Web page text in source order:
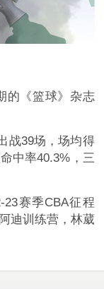
的《篮球》杂志
战39场，场均得
中率40.3%，三
赛季CBA征程
迪训练营，林葳